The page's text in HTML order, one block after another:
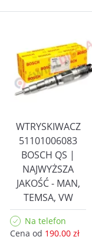
WTRYSKIWACZ
51101006083
BOSCH QS |
NAJWYŻSZA
JAKOŚĆ - MAN,
TEMSA, VW
Na telefon
Cena od 190.00 zł